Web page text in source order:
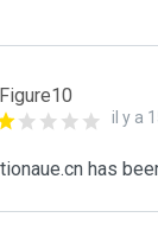
Figure10
il y a
has